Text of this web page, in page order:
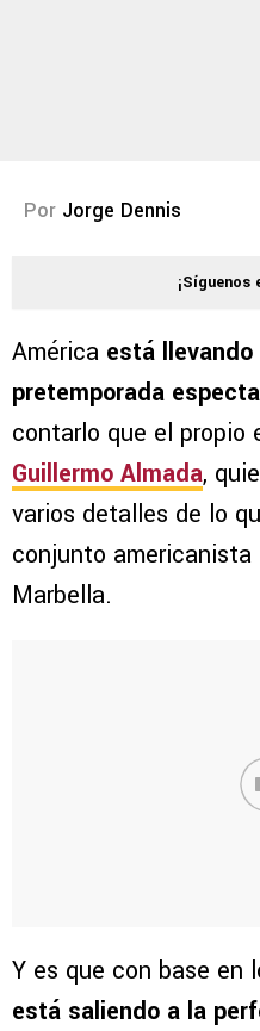
Por Jorge Dennis
¡Síguenos
América está
pretemporada
contarlo que el propio
Guillermo Almada,
varios detalles de lo
conjunto
Marbella.
Y es que con base en
está saliendo a la